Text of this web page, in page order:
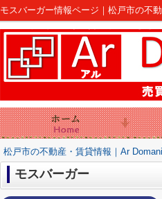
モスバーガー情報ページ｜松戸市の不
松戸市の不動産・賃貸情報｜Ar Domani
モスバーガー